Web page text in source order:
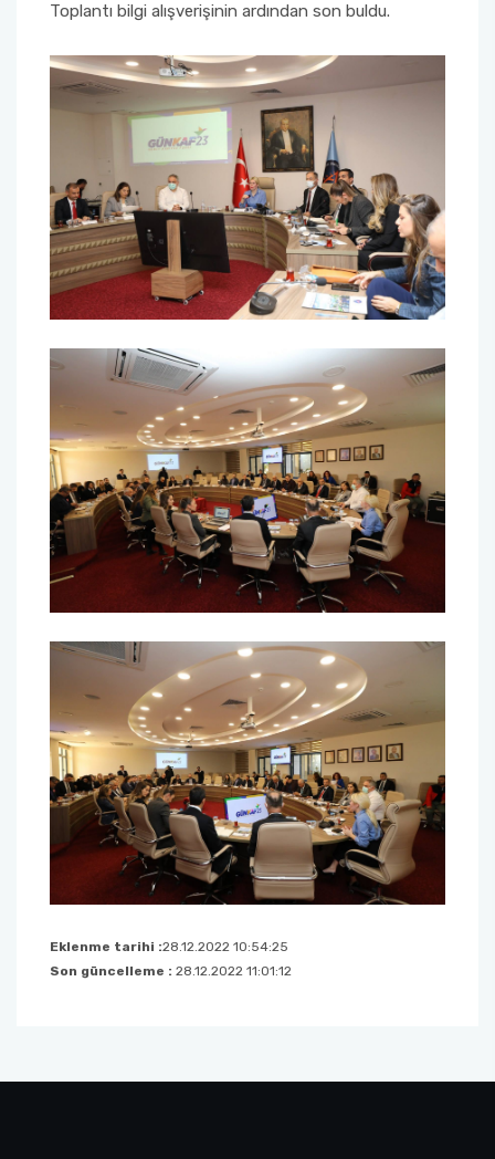
Toplantı bilgi alışverişinin ardından son buldu.
Eklenme tarihi :28.12.2022 10:54:25
Son güncelleme : 28.12.2022 11:01:12